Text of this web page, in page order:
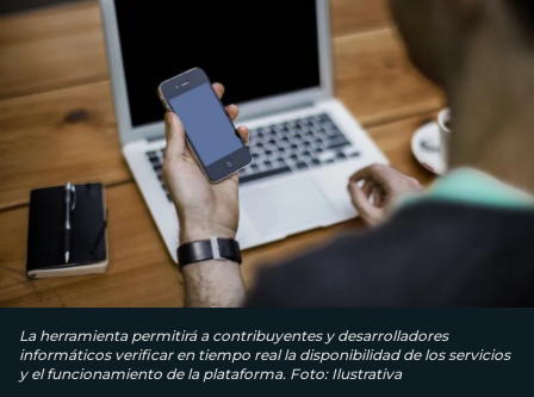
La herramienta permitirá a contribuyentes y desarrolladores
informáticos verificar en tiempo real la disponibilidad de los servicios
y el funcionamiento de la plataforma. Foto: Ilustrativa